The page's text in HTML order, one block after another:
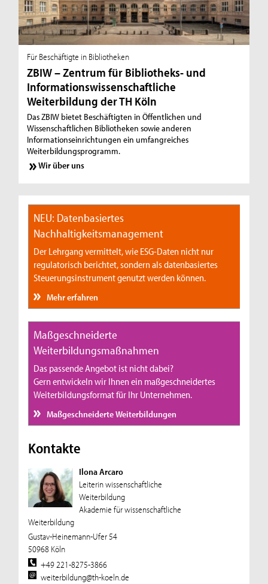
Für Beschäftigte in Bibliotheken
ZBIW – Zentrum für Bibliotheks- und
Informationswissenschaftliche
Weiterbildung der TH Köln
Das ZBIW bietet Beschäftigten in Öffentlichen und
Wissenschaftlichen Bibliotheken sowie anderen
Informationseinrichtungen ein umfangreiches
Weiterbildungsprogramm.
Wir über uns
NEU: Datenbasiertes
Nachhaltigkeitsmanagement
Der Lehrgang vermittelt, wie ESG-Daten nicht nur
regulatorisch berichtet, sondern als datenbasiertes
Steuerungsinstrument genutzt werden können.
Mehr erfahren
Maßgeschneiderte
Weiterbildungsmaßnahmen
Das passende Angebot ist nicht dabei?
Gern entwickeln wir Ihnen ein maßgeschneidertes
Weiterbildungsformat für Ihr Unternehmen.
Maßgeschneiderte Weiterbildungen
Kontakte
Ilona Arcaro
Leiterin wissenschaftliche
Weiterbildung
Akademie für wissenschaftliche
Weiterbildung
Gustav-Heinemann-Ufer 54
50968 Köln
+49 221-8275-3866
weiterbildung@th-koeln.de